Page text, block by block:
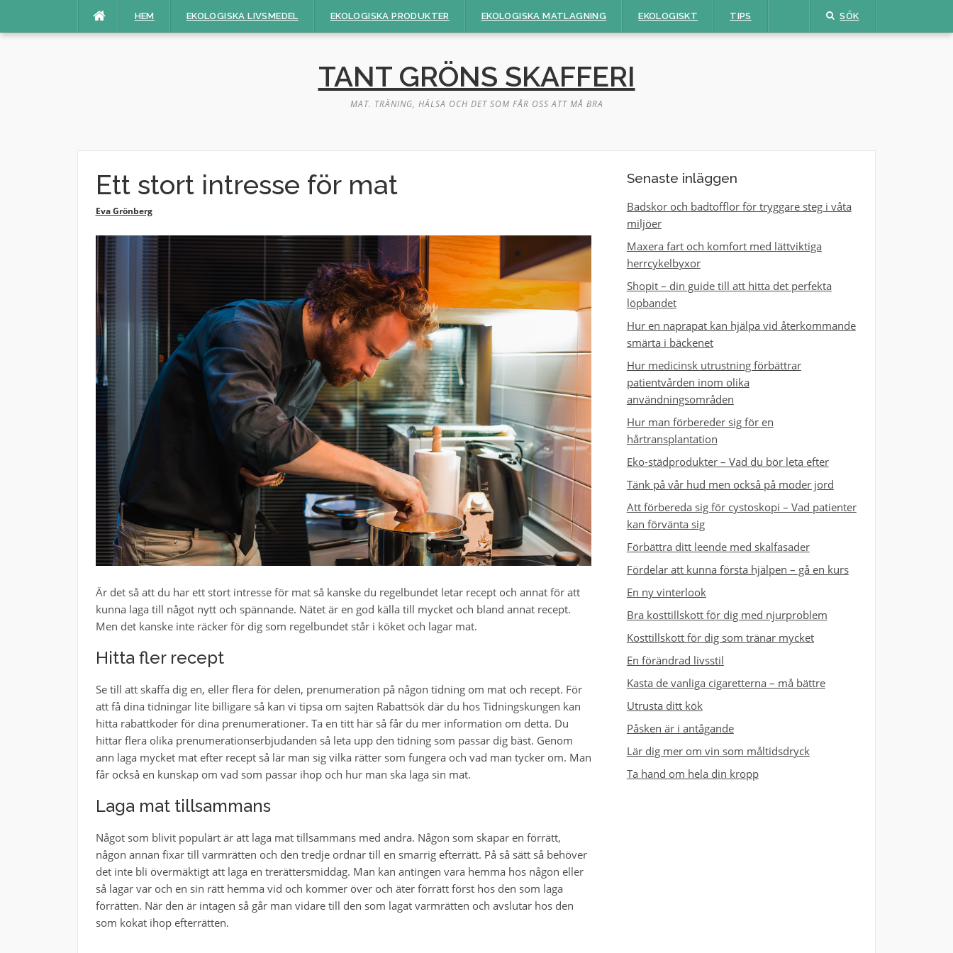
HEM EKOLOGISKA LIVSMEDEL EKOLOGISKA PRODUKTER EKOLOGISKA MATLAGNING EKOLOGISKT TIPS SÖK
TANT GRÖNS SKAFFERI
MAT. TRÄNING, HÄLSA OCH DET SOM FÅR OSS ATT MÅ BRA
Ett stort intresse för mat
Eva Grönberg
Är det så att du har ett stort intresse för mat så kanske du regelbundet letar recept och annat för att
kunna laga till något nytt och spännande. Nätet är en god källa till mycket och bland annat recept.
Men det kanske inte räcker för dig som regelbundet står i köket och lagar mat.
Hitta fler recept
Se till att skaffa dig en, eller flera för delen, prenumeration på någon tidning om mat och recept. För
att få dina tidningar lite billigare så kan vi tipsa om sajten Rabattsök där du hos Tidningskungen kan
hitta rabattkoder för dina prenumerationer. Ta en titt här så får du mer information om detta. Du
hittar flera olika prenumerationserbjudanden så leta upp den tidning som passar dig bäst. Genom
ann laga mycket mat efter recept så lär man sig vilka rätter som fungera och vad man tycker om. Man
får också en kunskap om vad som passar ihop och hur man ska laga sin mat.
Laga mat tillsammans
Något som blivit populärt är att laga mat tillsammans med andra. Någon som skapar en förrätt,
någon annan fixar till varmrätten och den tredje ordnar till en smarrig efterrätt. På så sätt så behöver
det inte bli övermäktigt att laga en trerättersmiddag. Man kan antingen vara hemma hos någon eller
så lagar var och en sin rätt hemma vid och kommer över och äter förrätt först hos den som laga
förrätten. När den är intagen så går man vidare till den som lagat varmrätten och avslutar hos den
som kokat ihop efterrätten.
Senaste inläggen
Badskor och badtofflor för tryggare steg i våta
miljöer
Maxera fart och komfort med lättviktiga
herrcykelbyxor
Shopit – din guide till att hitta det perfekta
löpbandet
Hur en naprapat kan hjälpa vid återkommande
smärta i bäckenet
Hur medicinsk utrustning förbättrar
patientvården inom olika
användningsområden
Hur man förbereder sig för en
hårtransplantation
Eko-städprodukter – Vad du bör leta efter
Tänk på vår hud men också på moder jord
Att förbereda sig för cystoskopi – Vad patienter
kan förvänta sig
Förbättra ditt leende med skalfasader
Fördelar att kunna första hjälpen – gå en kurs
En ny vinterlook
Bra kosttillskott för dig med njurproblem
Kosttillskott för dig som tränar mycket
En förändrad livsstil
Kasta de vanliga cigaretterna – må bättre
Utrusta ditt kök
Påsken är i antågande
Lär dig mer om vin som måltidsdryck
Ta hand om hela din kropp